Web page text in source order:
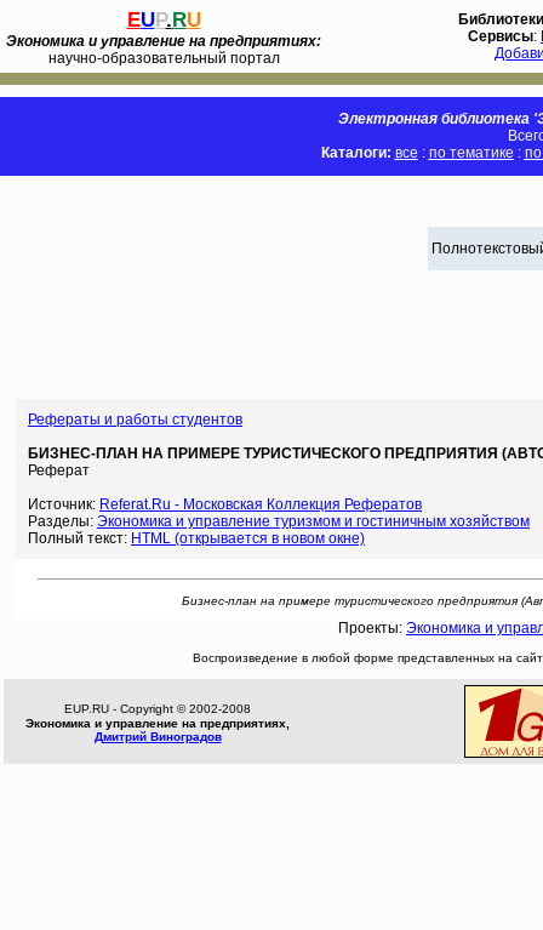
EUP.RU
Экономика и управление на предприятиях:
научно-образовательный портал
Библиотеки
Сервисы:
Электронная библиотека
Каталоги: все : по тематике :
Рефераты и работы студентов
БИЗНЕС-ПЛАН НА ПРИМЕРЕ ТУРИСТИЧЕСКОГО ПРЕДПРИЯТИЯ
Реферат
Источник: Referat.Ru - Московская Коллекция Рефератов
Разделы: Экономика и управление туризмом и гостиничным хозяйством
Полный текст: HTML (открывается в новом окне)
Бизнес-план на примере туристического предприятия
Проекты: Экономика и
Воспроизведение в любой форме представленных на
EUP.RU - Copyright © 2002-2008
Экономика и управление на предприятиях,
Дмитрий Виноградов